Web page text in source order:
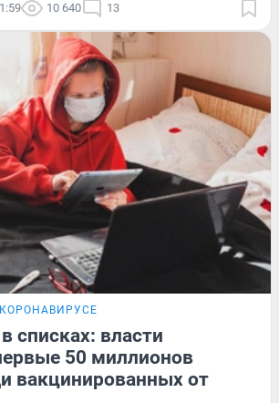
10 640 13
списках: власти
50 миллионов
вакцинированных от